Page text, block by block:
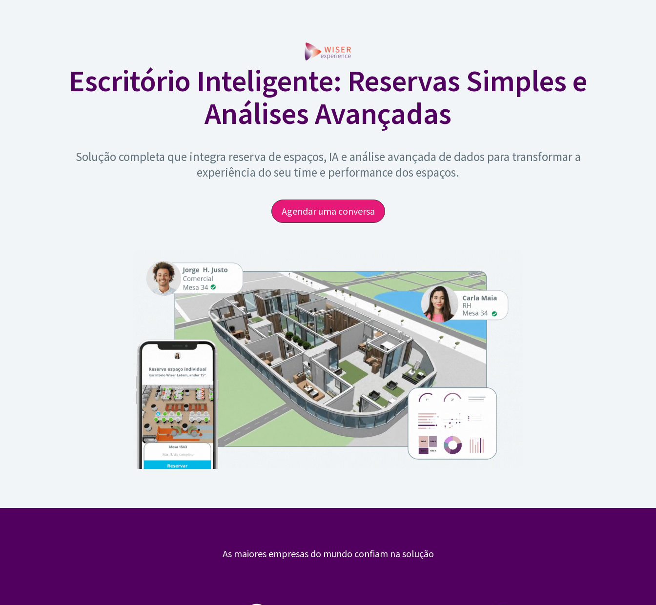
Escritório Inteligente: Reservas Simples e
Análises Avançadas
Solução completa que integra reserva de espaços, IA e análise avançada de dados para transformar a
experiência do seu time e performance dos espaços.
Agendar uma conversa
As maiores empresas do mundo confiam na solução